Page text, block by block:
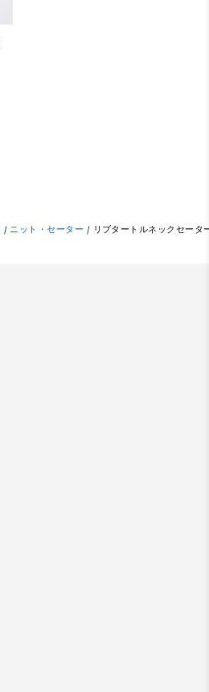
/ ニット・セーター / リブタートルネックセータ